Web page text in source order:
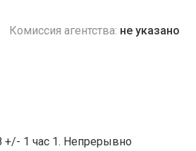
Комиссия агентства: не указано
+/- 1 час 1. Непрерывно